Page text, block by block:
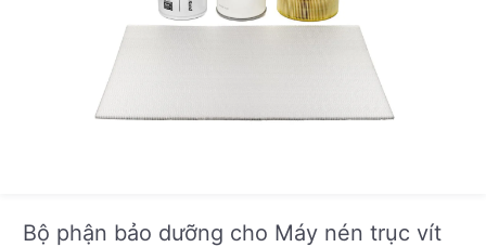
Bộ phận bảo dưỡng cho Máy nén trục vít